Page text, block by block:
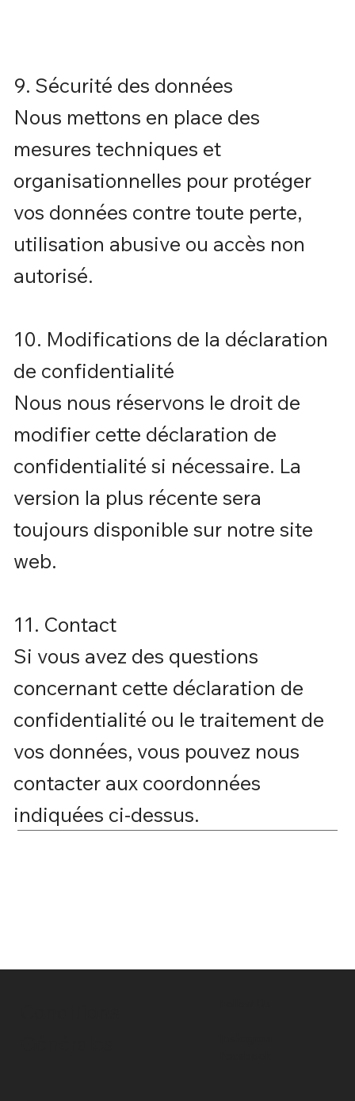
9. Sécurité des données
Nous mettons en place des
mesures techniques et
organisationnelles pour protéger
vos données contre toute perte,
utilisation abusive ou accès non
autorisé.
10. Modifications de la déclaration
de confidentialité
Nous nous réservons le droit de
modifier cette déclaration de
confidentialité si nécessaire. La
version la plus récente sera
toujours disponible sur notre site
web.
11. Contact
Si vous avez des questions
concernant cette déclaration de
confidentialité ou le traitement de
vos données, vous pouvez nous
contacter aux coordonnées
indiquées ci-dessus.